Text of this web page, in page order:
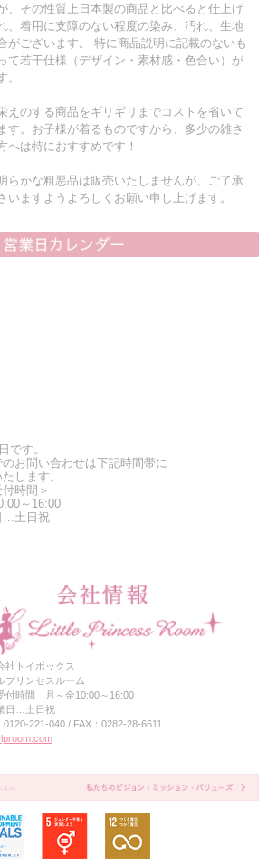
、その性質上日本製の商品と比べると仕上げ
、着用に支障のない程度の染み、汚れ、生地
がございます。 特に商品説明に記載のないも
て若干仕様（デザイン・素材感・色合い）が
えのする商品をギリギリまでコストを省いて
す。お子様が着るものですから、多少の雑さ
へは特におすすめです！
らかな粗悪品は販売いたしませんが、ご了承
いますようよろしくお願い申し上げます。
です。
のお問い合わせは下記時間帯に
します。
時間＞
～16:00
…土日祝
社トイボックス
プリンセスルーム
付時間 月～金10:00～16:00
日…土日祝
0120-221-040 / FAX：0282-28-6611